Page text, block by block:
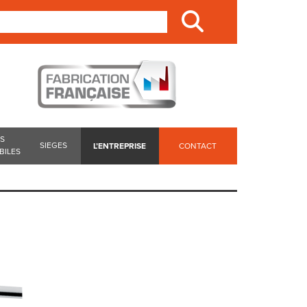
SIEGES L’ENTREPRISE CONTACT